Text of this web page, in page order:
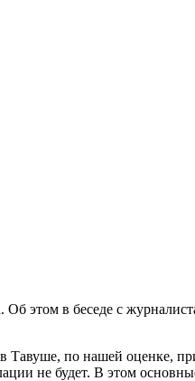
этом в беседе с
Тавуше, по нашей оценке,
не будет. В этом